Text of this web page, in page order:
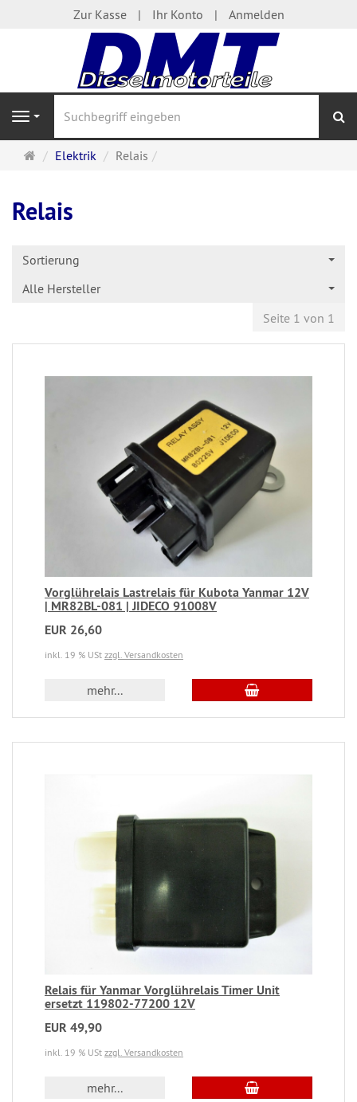
Zur Kasse Ihr Konto Anmelden
Navigation
Startseite
Elektrik Relais
Relais
Sortierung
Alle Hersteller
Seite 1 von 1
Vorglührelais Lastrelais für Kubota Yanmar 12V
| MR82BL-081 | JIDECO 91008V
EUR 26,60
inkl. 19 % USt zzgl. Versandkosten
mehr...
Relais für Yanmar Vorglührelais Timer Unit
ersetzt 119802-77200 12V
EUR 49,90
inkl. 19 % USt zzgl. Versandkosten
mehr...